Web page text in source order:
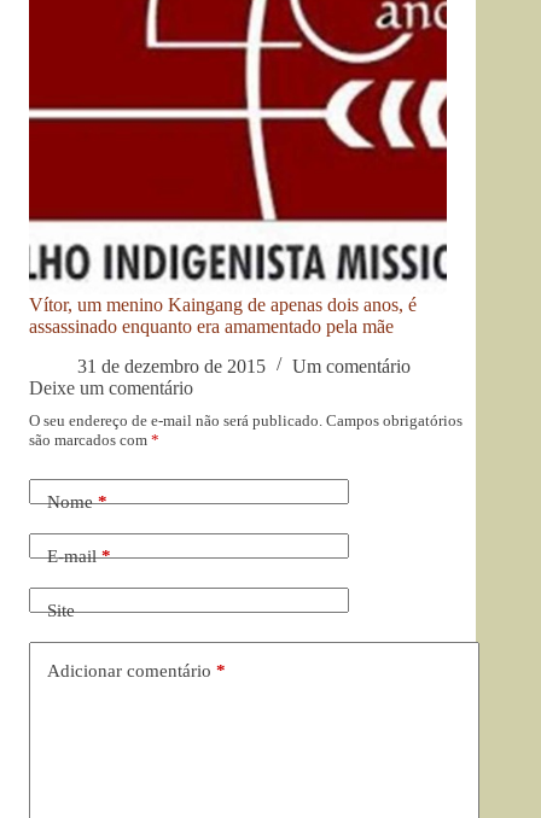
Vítor, um menino Kaingang de apenas dois anos, é
assassinado enquanto era amamentado pela mãe
31 de dezembro de 2015
Um comentário
Deixe um comentário
O seu endereço de e-mail não será publicado. Campos obrigatórios
são marcados com *
Nome*
E-mail*
Site
Adicionar comentário *